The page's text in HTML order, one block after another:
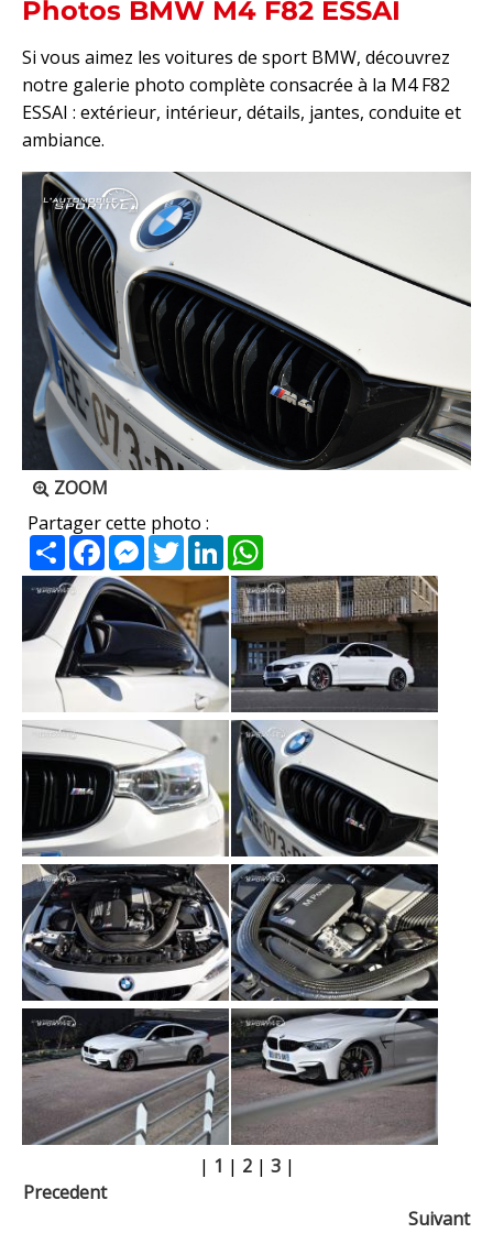
Photos BMW M4 F82 ESSAI
Si vous aimez les voitures de sport BMW, découvrez
notre galerie photo complète consacrée à la M4 F82
ESSAI : extérieur, intérieur, détails, jantes, conduite et
ambiance.
ZOOM
Partager cette photo :
PartagerFacebookMessenger
TwitterLinkedIn
| 1 | 2| 3|
Precedent
Suivant